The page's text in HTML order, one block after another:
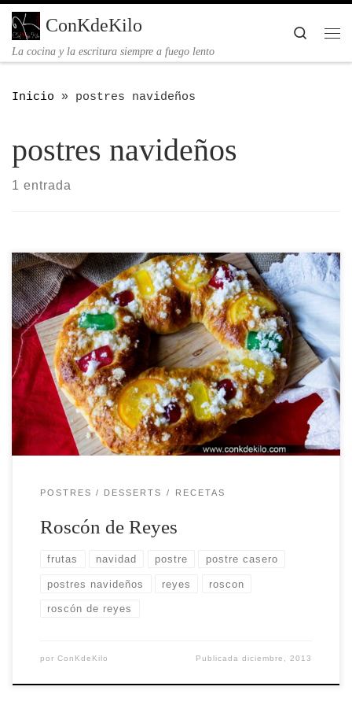
Saltar al contenido
ConKdeKilo
La cocina y la escritura siempre a fuego lento
Inicio » postres navideños
postres navideños
1 entrada
En esta receta aprenderemos a hacer un roscón
de Reyes delicioso paso a paso.
POSTRES / DESSERTS RECETAS
Roscón de Reyes
frutas navidad postre postre casero
postres navideños reyes roscon
roscón de reyes
por ConKdeKilo Publicadadiciembre, 2013